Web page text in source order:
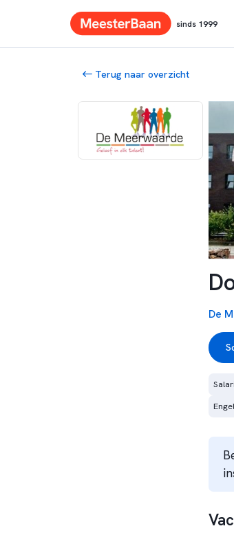
sinds 1999
Terug naar overzicht
De